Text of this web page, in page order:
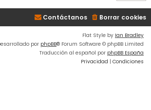
Borrar cookies
Contáctanos
Flat Style by Ian Bradley
por phpBB® Forum Software © phpBB Limited
Traducción al español por phpBB España
Privacidad | Condiciones